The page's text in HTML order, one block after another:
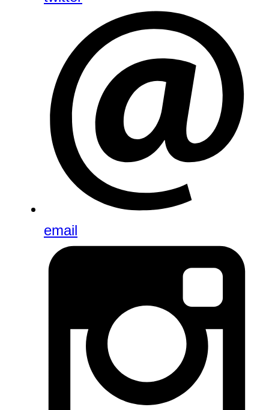
email